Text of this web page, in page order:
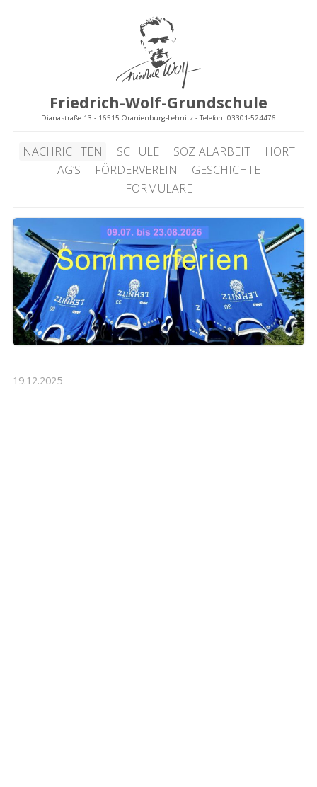
Friedrich-Wolf-Grundschule
Dianastraße 13 - 16515 Oranienburg-Lehnitz - Telefon: 03301-524476
NACHRICHTEN SCHULE SOZIALARBEIT
HORT
AG’S
FÖRDERVEREIN
GESCHICHTE
FORMULARE
19.12.2025